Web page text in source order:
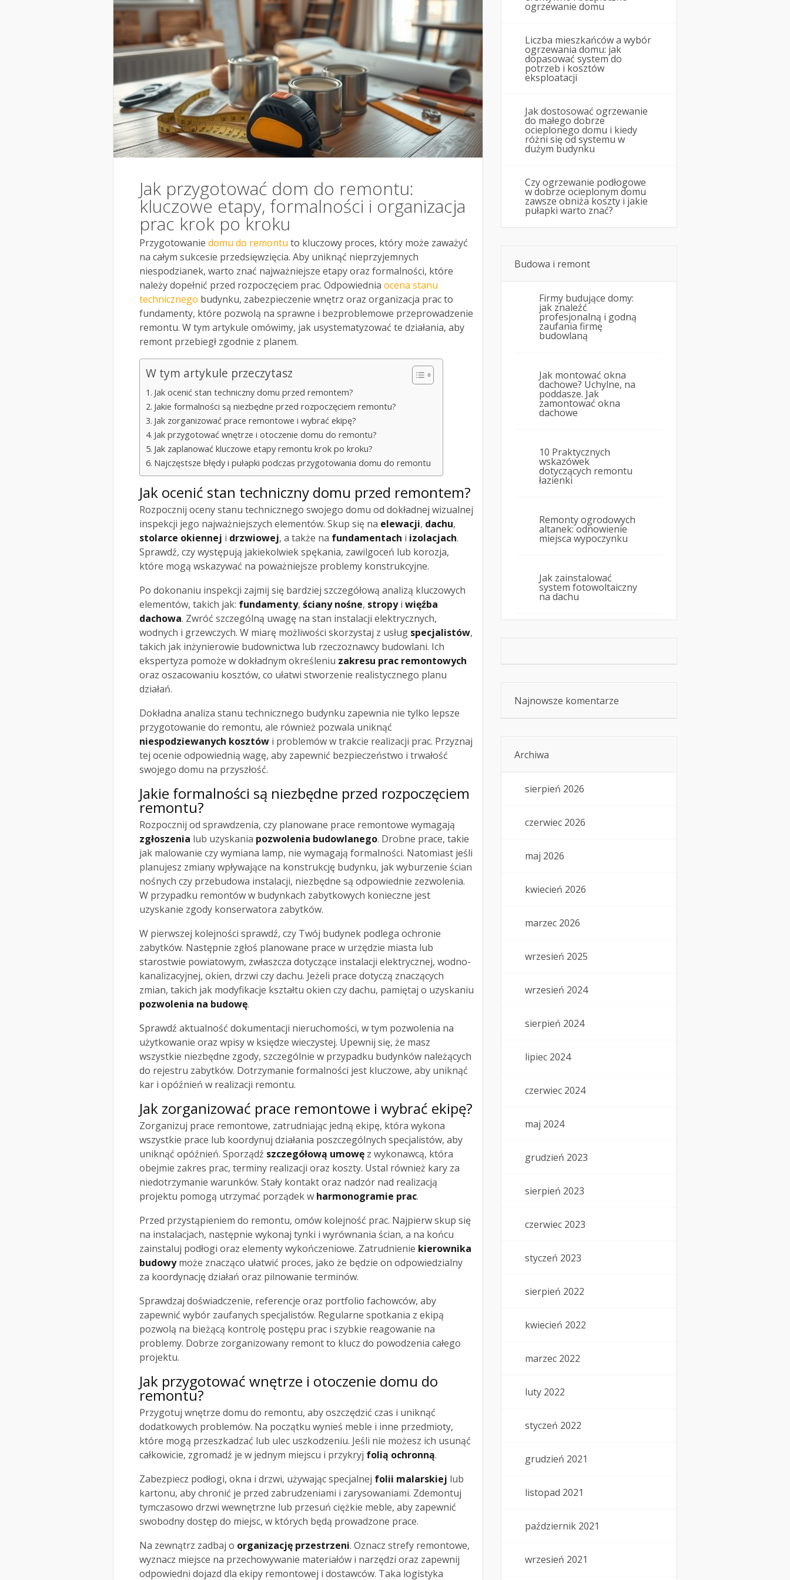
Jak przygotować dom do remontu:
kluczowe etapy, formalności i organizacja
prac krok po kroku
Przygotowanie domu do remontu to kluczowy proces, który może zaważyć
na całym sukcesie przedsięwzięcia. Aby uniknąć nieprzyjemnych
niespodzianek, warto znać najważniejsze etapy oraz formalności, które
należy dopełnić przed rozpoczęciem prac. Odpowiednia ocena stanu
technicznego budynku, zabezpieczenie wnętrz oraz organizacja prac to
fundamenty, które pozwolą na sprawne i bezproblemowe przeprowadzenie
remontu. W tym artykule omówimy, jak usystematyzować te działania, aby
remont przebiegł zgodnie z planem.
W tym artykule przeczytasz
Jak ocenić stan techniczny domu przed remontem?
Jakie formalności są niezbędne przed rozpoczęciem remontu?
Jak zorganizować prace remontowe i wybrać ekipę?
Jak przygotować wnętrze i otoczenie domu do remontu?
Jak zaplanować kluczowe etapy remontu krok po kroku?
Najczęstsze błędy i pułapki podczas przygotowania domu do remontu
Jak ocenić stan techniczny domu przed remontem?
Rozpocznij oceny stanu technicznego swojego domu od dokładnej wizualnej
inspekcji jego najważniejszych elementów. Skup się na elewacji, dachu,
stolarce okiennej i drzwiowej, a także na fundamentach i izolacjach.
Sprawdź, czy występują jakiekolwiek spękania, zawilgoceń lub korozja,
które mogą wskazywać na poważniejsze problemy konstrukcyjne.
Po dokonaniu inspekcji zajmij się bardziej szczegółową analizą kluczowych
elementów, takich jak: fundamenty, ściany nośne, stropyi więźba
dachowa. Zwróć szczególną uwagę na stan instalacji elektrycznych,
wodnych i grzewczych. W miarę możliwości skorzystaj z usług specjalistów,
takich jak inżynierowie budownictwa lub rzeczoznawcy budowlani. Ich
ekspertyza pomoże w dokładnym określeniu zakresu prac remontowych
oraz oszacowaniu kosztów, co ułatwi stworzenie realistycznego planu
działań.
Dokładna analiza stanu technicznego budynku zapewnia nie tylko lepsze
przygotowanie do remontu, ale również pozwala uniknąć
niespodziewanych kosztów i problemów w trakcie realizacji prac. Przyznaj
tej ocenie odpowiednią wagę, aby zapewnić bezpieczeństwo i trwałość
swojego domu na przyszłość.
Jakie formalności są niezbędne przed rozpoczęciem
remontu?
Rozpocznij od sprawdzenia, czy planowane prace remontowe wymagają
zgłoszenia lub uzyskania pozwolenia budowlanego. Drobne prace, takie
jak malowanie czy wymiana lamp, nie wymagają formalności. Natomiast jeśli
planujesz zmiany wpływające na konstrukcję budynku, jak wyburzenie ścian
nośnych czy przebudowa instalacji, niezbędne są odpowiednie zezwolenia.
W przypadku remontów w budynkach zabytkowych konieczne jest
uzyskanie zgody konserwatora zabytków.
W pierwszej kolejności sprawdź, czy Twój budynek podlega ochronie
zabytków. Następnie zgłoś planowane prace w urzędzie miasta lub
starostwie powiatowym, zwłaszcza dotyczące instalacji elektrycznej, wodno-
kanalizacyjnej, okien, drzwi czy dachu. Jeżeli prace dotyczą znaczących
zmian, takich jak modyfikacje kształtu okien czy dachu, pamiętaj o uzyskaniu
pozwolenia na budowę.
Sprawdź aktualność dokumentacji nieruchomości, w tym pozwolenia na
użytkowanie oraz wpisy w księdze wieczystej. Upewnij się, że masz
wszystkie niezbędne zgody, szczególnie w przypadku budynków należących
do rejestru zabytków. Dotrzymanie formalności jest kluczowe, aby uniknąć
kar i opóźnień w realizacji remontu.
Jak zorganizować prace remontowe i wybrać ekipę?
Zorganizuj prace remontowe, zatrudniając jedną ekipę, która wykona
wszystkie prace lub koordynuj działania poszczególnych specjalistów, aby
uniknąć opóźnień. Sporządź szczegółową umowę z wykonawcą, która
obejmie zakres prac, terminy realizacji oraz koszty. Ustal również kary za
niedotrzymanie warunków. Stały kontakt oraz nadzór nad realizacją
projektu pomogą utrzymać porządek w harmonogramie prac.
Przed przystąpieniem do remontu, omów kolejność prac. Najpierw skup się
na instalacjach, następnie wykonaj tynki i wyrównania ścian, a na końcu
zainstaluj podłogi oraz elementy wykończeniowe. Zatrudnienie kierownika
budowymoże znacząco ułatwić proces, jako że będzie on odpowiedzialny
za koordynację działań oraz pilnowanie terminów.
Sprawdzaj doświadczenie, referencje oraz portfolio fachowców, aby
zapewnić wybór zaufanych specjalistów. Regularne spotkania z ekipą
pozwolą na bieżącą kontrolę postępu prac i szybkie reagowanie na
problemy. Dobrze zorganizowany remont to klucz do powodzenia całego
projektu.
Jak przygotować wnętrze i otoczenie domu do
remontu?
Przygotuj wnętrze domu do remontu, aby oszczędzić czas i uniknąć
dodatkowych problemów. Na początku wynieś meble i inne przedmioty,
które mogą przeszkadzać lub ulec uszkodzeniu. Jeśli nie możesz ich usunąć
całkowicie, zgromadź je w jednym miejscu i przykryj folią ochronną.
Zabezpiecz podłogi, okna i drzwi, używając specjalnej folii malarskiej lub
kartonu, aby chronić je przed zabrudzeniami i zarysowaniami. Zdemontuj
tymczasowo drzwi wewnętrzne lub przesuń ciężkie meble, aby zapewnić
swobodny dostęp do miejsc, w których będą prowadzone prace.
Na zewnątrz zadbaj o organizację przestrzeni. Oznacz strefy remontowe,
wyznacz miejsce na przechowywanie materiałów i narzędzi oraz zapewnij
odpowiedni dojazd dla ekipy remontowej i dostawców. Taka logistyka
ogrzewanie domu
Liczba mieszkańców a wybór
ogrzewania domu: jak
dopasować system do
potrzeb i kosztów
eksploatacji
Jak dostosować ogrzewanie
do małego dobrze
ocieplonego domu i kiedy
różni się od systemu w
dużym budynku
Czy ogrzewanie podłogowe
w dobrze ocieplonym domu
zawsze obniża koszty i jakie
pułapki warto znać?
Budowa i remont
Firmy budujące domy:
jak znaleźć
profesjonalną i godną
zaufania firmę
budowlaną
Jak montować okna
dachowe? Uchylne, na
poddasze. Jak
zamontować okna
dachowe
10 Praktycznych
wskazówek
dotyczących remontu
łazienki
Remonty ogrodowych
altanek: odnowienie
miejsca wypoczynku
Jak zainstalować
system fotowoltaiczny
na dachu
Najnowsze komentarze
Archiwa
sierpień 2026
czerwiec 2026
maj 2026
kwiecień 2026
marzec 2026
wrzesień 2025
wrzesień 2024
sierpień 2024
lipiec 2024
czerwiec 2024
maj 2024
grudzień 2023
sierpień 2023
czerwiec 2023
styczeń 2023
sierpień 2022
kwiecień 2022
marzec 2022
luty 2022
styczeń 2022
grudzień 2021
listopad 2021
październik 2021
wrzesień 2021